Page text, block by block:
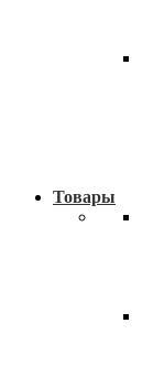
Товары